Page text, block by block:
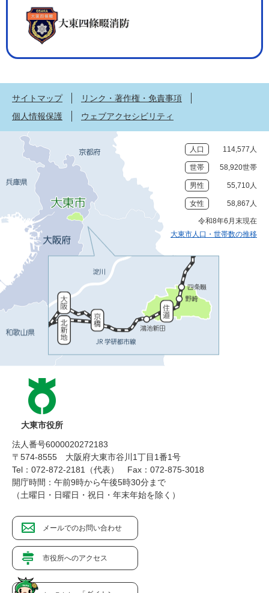
サイトマップ
リンク・著作権・免責事項
個人情報保護
ウェブアクセシビリティ
人口 114,577人
世帯 58,920世帯
男性 55,710人
女性 58,867人
令和8年6月末現在
大東市人口・世帯数の推移
大東市役所
法人番号6000020272183
〒574-8555 大阪府大東市谷川1丁目1番1号
Tel：072-872-2181（代表）
Fax：072-875-3018
開庁時間：午前9時から午後5時30分まで
（土曜日・日曜日・祝日・年末年始を除く）
メールでのお問い合わせ
市役所へのアクセス